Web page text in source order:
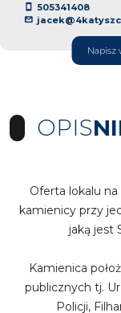
505341408
Napisz
OPIS
Oferta lokalu
kamienicy przy
jaką jest
Kamienica
publicznych tj.
Policji,